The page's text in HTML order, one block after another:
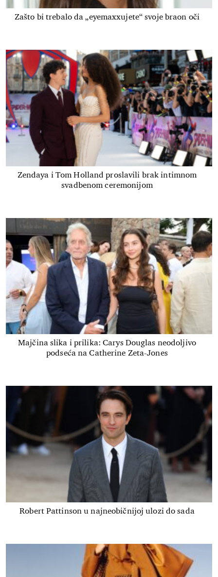
Zašto bi trebalo da „eyemaxxujete“ svoje braon oči
Zendaya i Tom Holland proslavili brak intimnom
svadbenom ceremonijom
Majčina slika i prilika: Carys Douglas neodoljivo
podseća na Catherine Zeta-Jones
Robert Pattinson u najneobičnijoj ulozi do sada